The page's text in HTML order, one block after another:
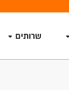
שרותים